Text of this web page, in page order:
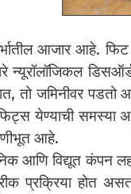
आजार आहे.
तो जमिनीवर पडतो
येण्याची समस्या
आहे.
आणि विद्यूत कंपन
प्रक्रिया होत